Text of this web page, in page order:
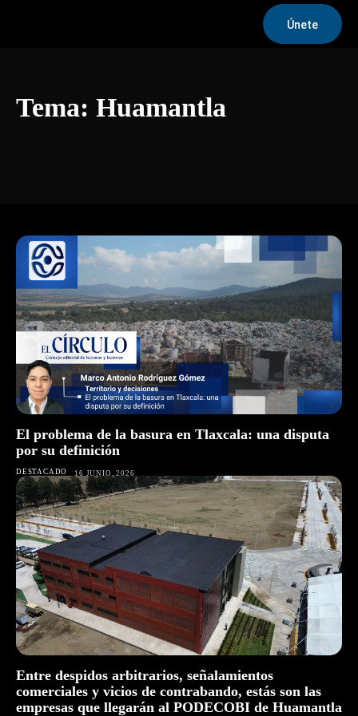
Únete
Tema: Huamantla
El problema de la basura en Tlaxcala: una disputa
por su definición
DESTACADO 16 JUNIO, 2026
Entre despidos arbitrarios, señalamientos
comerciales y vicios de contrabando, estás son las
empresas que llegarán al PODECOBI de Huamantla